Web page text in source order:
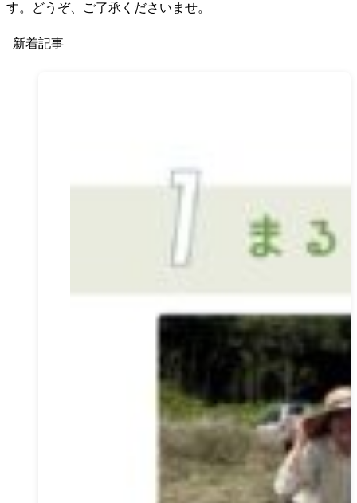
す。どうぞ、ご了承くださいませ。
新着記事